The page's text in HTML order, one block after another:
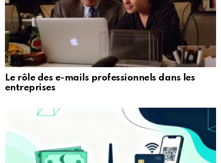
Le rôle des e-mails professionnels dans les
entreprises